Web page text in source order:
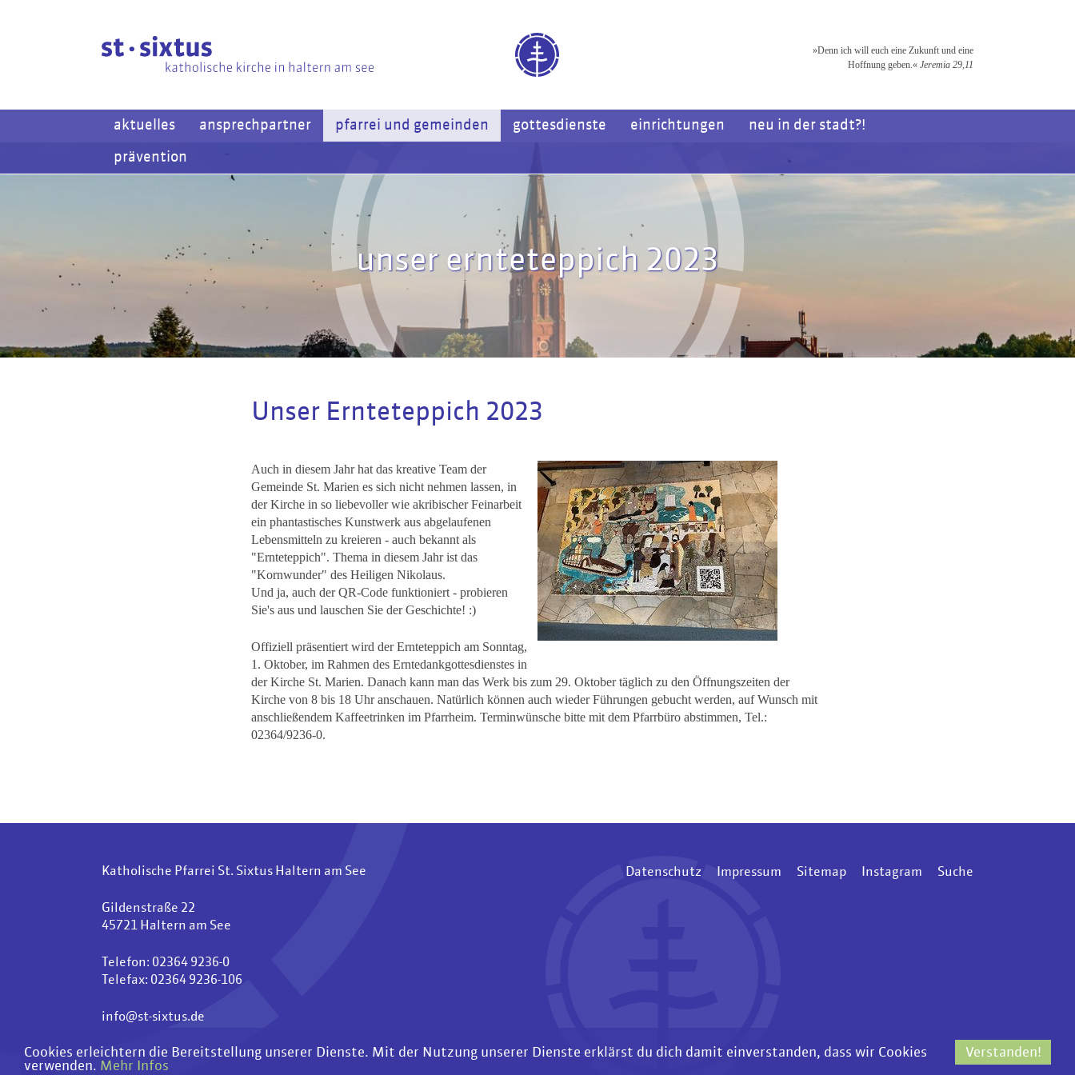
Verstanden!
Cookies erleichtern die Bereitstellung unserer Dienste. Mit der Nutzung unserer Dienste erklärst du dich damit einverstanden, dass wir Cookies
verwenden. Mehr Infos
»Denn ich will euch eine Zukunft und eine
Hoffnung geben.« Jeremia 29,11
aktuelles ansprechpartner pfarrei und gemeinden gottesdienste einrichtungen neu in der stadt?!
prävention
unser ernteteppich 2023
Unser Ernteteppich 2023
Auch in diesem Jahr hat das kreative Team der
Gemeinde St. Marien es sich nicht nehmen lassen, in
der Kirche in so liebevoller wie akribischer Feinarbeit
ein phantastisches Kunstwerk aus abgelaufenen
Lebensmitteln zu kreieren - auch bekannt als
"Ernteteppich". Thema in diesem Jahr ist das
"Kornwunder" des Heiligen Nikolaus.
Und ja, auch der QR-Code funktioniert - probieren
Sie's aus und lauschen Sie der Geschichte! :)
Offiziell präsentiert wird der Ernteteppich am Sonntag,
1. Oktober, im Rahmen des Erntedankgottesdienstes in
der Kirche St. Marien. Danach kann man das Werk bis zum 29. Oktober täglich zu den Öffnungszeiten der
Kirche von 8 bis 18 Uhr anschauen. Natürlich können auch wieder Führungen gebucht werden, auf Wunsch mit
anschließendem Kaffeetrinken im Pfarrheim. Terminwünsche bitte mit dem Pfarrbüro abstimmen, Tel.:
02364/9236-0.
Katholische Pfarrei St. Sixtus Haltern am See
Gildenstraße 22
45721 Haltern am See
Telefon: 02364 9236-0
Telefax: 02364 9236-106
info@st-sixtus.de
Datenschutz Impressum Sitemap Instagram Suche